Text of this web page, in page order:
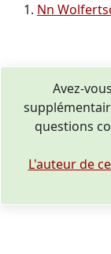
Nn
Avez-
questions
L'auteur de